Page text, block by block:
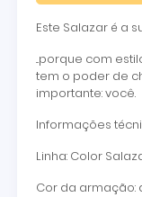
Este Salazar é a
...porque com
tem o poder de
importante: você.
Informações
Linha: Color
Cor da armação: